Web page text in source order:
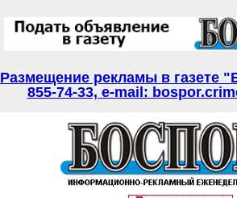
Размещение рекламы в газете
855-74-33, e-mail: